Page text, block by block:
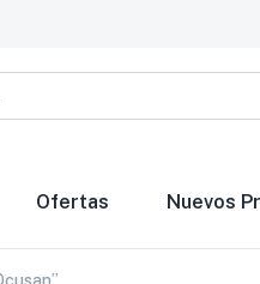
Ofertas Nuevos